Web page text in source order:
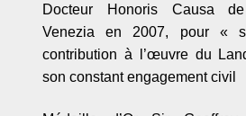
Docteur Honoris Causa
Venezia en 2007, pour «
contribution à
’œuvre du
son constant engagement civil